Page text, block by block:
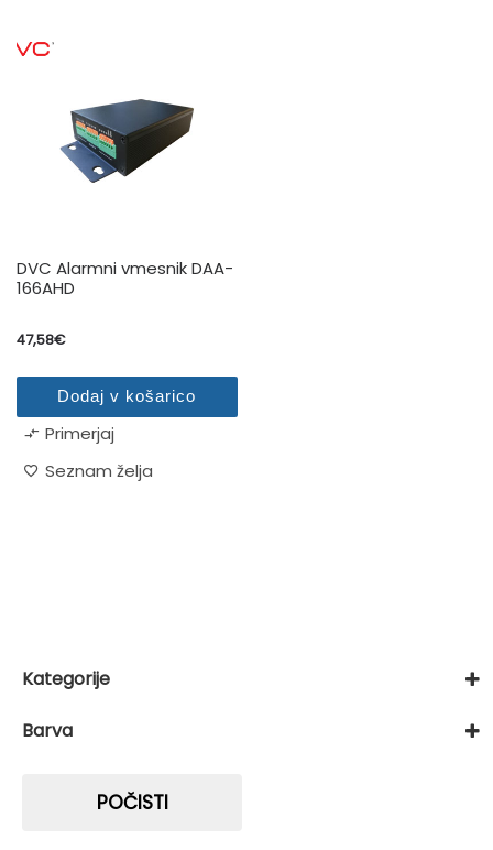
DVC Alarmni vmesnik DAA-
166AHD
47,58€
Dodaj v košarico
Primerjaj
Seznam želja
Kategorije
DVC
Barva
POČISTI